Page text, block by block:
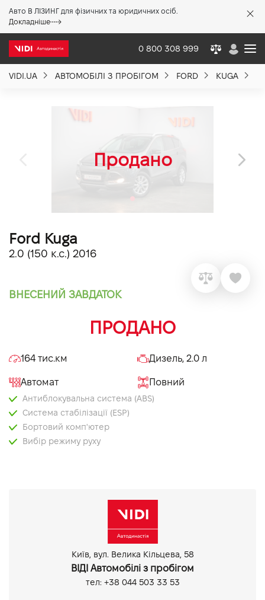
Авто В ЛІЗИНГ для фізичних та юридичних осіб.
Докладніше
0 800 308 999
VIDI.UA АВТОМОБІЛІ З ПРОБІГОМ FORD KUGA
Ford Kuga
2.0 (150 к.с.) 2016
ВНЕСЕНИЙ ЗАВДАТОК
ПРОДАНО
164 тис.км Дизель, 2.0 л
Автомат Повний
Антиблокувальна система (ABS)
Система стабілізації (ESP)
Бортовий комп'ютер
Вибір режиму руху
Датчик світлаКиїв, вул. Велика Кільцева, 58
ВІДІ Автомобілі з пробігом
тел: +38 044 503 33 53
Акції %
Новини
Вакансії
Підпишись на наш канал та слідкуй за
акціями, послугами та новинками